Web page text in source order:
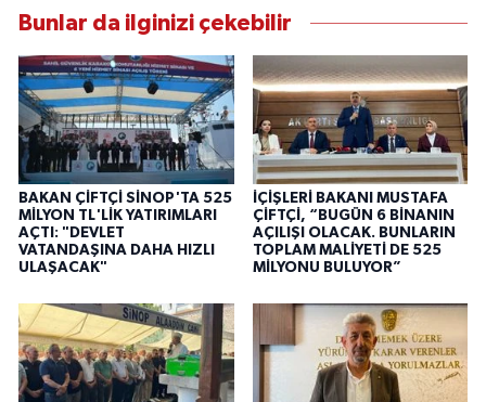
Bunlar da ilginizi çekebilir
BAKAN ÇİFTÇİ SİNOP'TA 525
MİLYON TL'LİK YATIRIMLARI
AÇTI: "DEVLET
VATANDAŞINA DAHA HIZLI
ULAŞACAK"
İÇİŞLERİ BAKANI MUSTAFA
ÇİFTÇİ, “BUGÜN 6 BİNANIN
AÇILIŞI OLACAK. BUNLARIN
TOPLAM MALİYETİ DE 525
MİLYONU BULUYOR”